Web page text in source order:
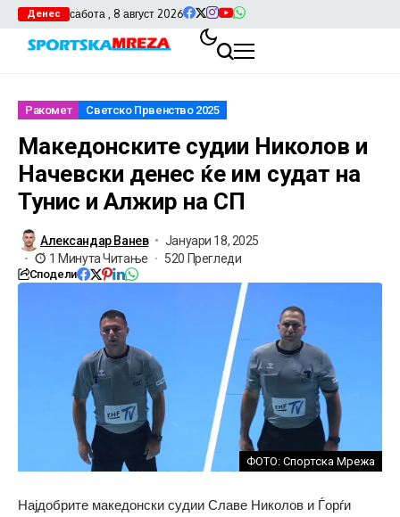
Денес сабота , 8 август 2026
Ракомет Светско Првенство 2025
Македонските судии Николов и
Начевски денес ќе им судат на
Тунис и Алжир на СП
Александар Ванев
Јануари 18, 2025
1 Минута Читање
520 Прегледи
Сподели
ФОТО: Спортска Мрежа
Најдобрите македонски судии Славе Николов и Ѓорѓи